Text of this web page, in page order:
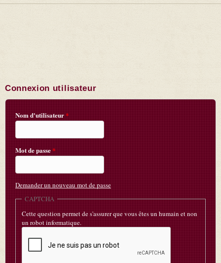
Connexion utilisateur
Nom d'utilisateur*
Mot de passe*
Demander un nouveau mot de passe
CAPTCHA
Cette question permet de s'assurer que vous êtes un humain et non
un robot informatique.